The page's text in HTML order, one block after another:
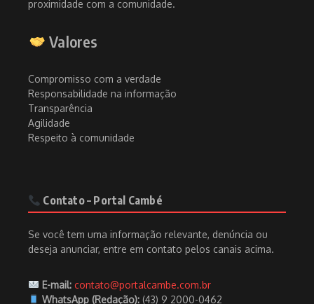
proximidade com a comunidade.
Valores
Compromisso com a verdade
Responsabilidade na informação
Transparência
Agilidade
Respeito à comunidade
Contato – Portal Cambé
Se você tem uma informação relevante, denúncia ou
deseja anunciar, entre em contato pelos canais acima.
E-mail: contato@portalcambe.com.br
WhatsApp (Redação):(43) 9 2000-0462